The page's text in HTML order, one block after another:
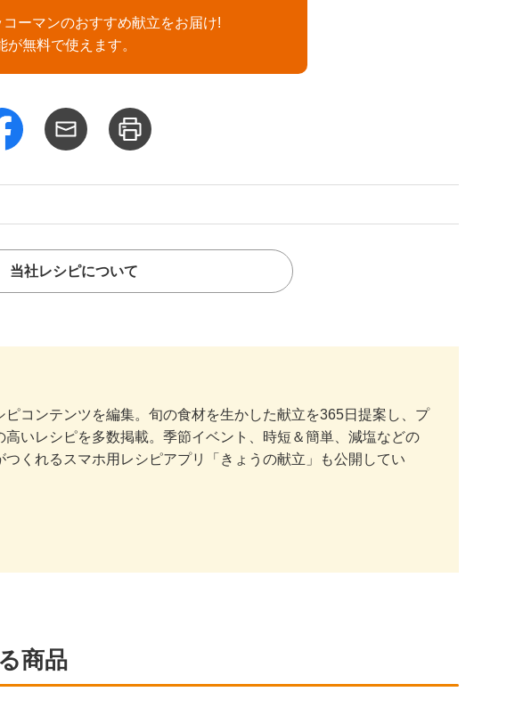
ーマンのおすすめ献立をお届け!
が無料で使えます。
当社レシピについて
コンテンツを編集。旬の食材を生かした献立を365日提案し、プ
いレシピを多数掲載。季節イベント、時短＆簡単、減塩などの
くれるスマホ用レシピアプリ「きょうの献立」も公開してい
商品